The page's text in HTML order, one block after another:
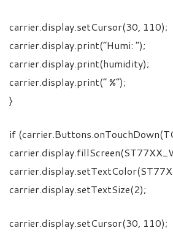
carrier.display.setCursor(30, 110);
carrier.display.print(“Humi: “);
carrier.display.print(humidity);
carrier.display.print(” %”);
}
if
carrier.display.setTextSize(2);
carrier.display.setCursor(30, 110);